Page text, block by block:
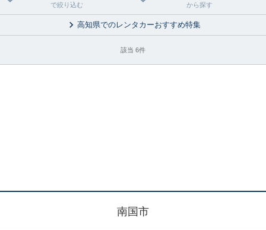
で絞り込む から探す
高知県でのレンタカーおすすめ特集
該当 6件
南国市